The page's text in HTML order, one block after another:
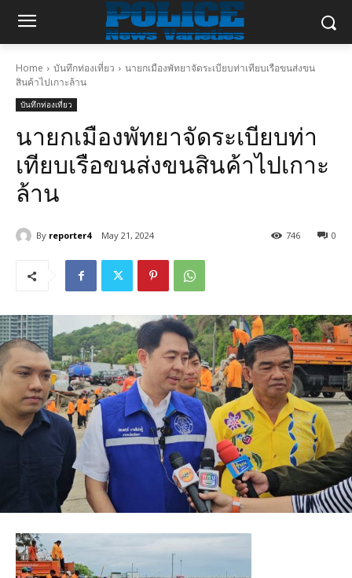
Home บันทึกท่องเที่ยว
นายกเมืองพัทยาจัดระเบียบท่าเทียบเรือขนส่งขน
สินค้าไปเกาะล้าน
บันทึกท่องเที่ยว
นายกเมืองพัทยาจัดระเบียบท่า
เทียบเรือขนส่งขนสินค้าไปเกาะ
ล้าน
By reporter4 May 21, 2024 0
746